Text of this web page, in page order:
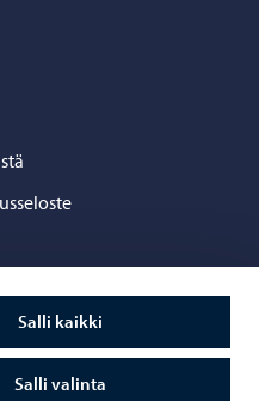
Salli kaikki
Salli valinta